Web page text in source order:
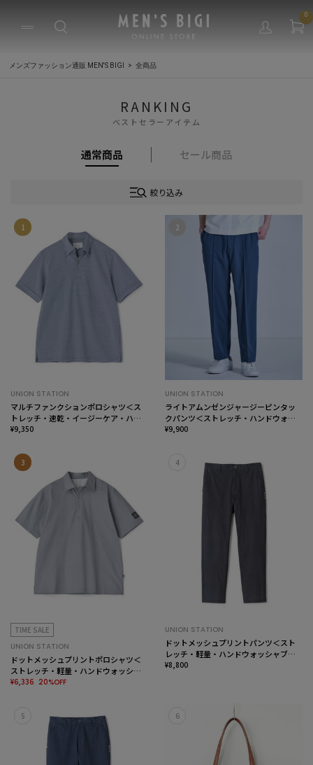
0
メンズファッション通販 MEN'S BIGI 全商品
RANKING
ベストセラーアイテム
通常商品 セール商品
絞り込み
1
UNION STATION
マルチファンクションポロシャツ＜ス
トレッチ・速乾・イージーケア・ハン
ドウォッシャブル・UVカット・ 抗菌・
¥9,350
2
UNION STATION
ライトアムンゼンジャージーピンタッ
クパンツ＜ストレッチ・ハンドウォッ
シャブル＞
¥9,900
3
TIME SALE
UNION STATION
ドットメッシュプリントポロシャツ＜
ストレッチ・軽量・ハンドウォッシャ
ブル・通気性＞
¥6,336 20%OFF
4
UNION STATION
ドットメッシュプリントパンツ＜スト
レッチ・軽量・ハンドウォッシャブ
ル・通気性＞
¥8,800
5 6